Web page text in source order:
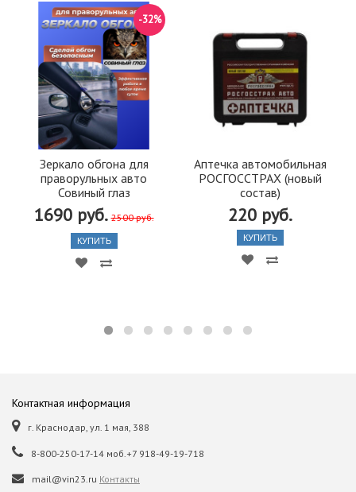
Зеркало обгона для
праворульных авто
Совиный глаз
1690 руб. 2500 руб.
-32%
КУПИТЬ
Аптечка автомобильная
РОСГОССТРАХ (новый
состав)
220 руб.
КУПИТЬ
Контактная информация
г. Краснодар, ул. 1 мая, 388
8-800-250-17-14 моб.+7 918-49-19-718
mail@vin23.ru Контакты